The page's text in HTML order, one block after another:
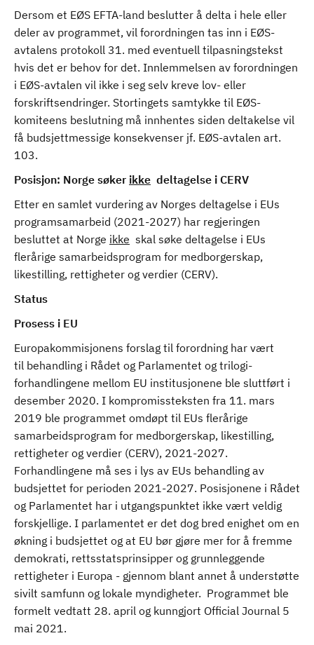
Dersom et EØS EFTA-land beslutter å delta i hele eller
deler av programmet, vil forordningen tas inn i EØS-
avtalens protokoll 31. med eventuell tilpasningstekst
hvis det er behov for det. Innlemmelsen av forordningen
i EØS-avtalen vil ikke i seg selv kreve lov- eller
forskriftsendringer. Stortingets samtykke til EØS-
komiteens beslutning må innhentes siden deltakelse vil
få budsjettmessige konsekvenser jf. EØS-avtalen art.
103.
Posisjon: Norge søker ikke deltagelse i CERV
Etter en samlet vurdering av Norges deltagelse i EUs
programsamarbeid (2021-2027) har regjeringen
besluttet at Norge ikke skal søke deltagelse i EUs
flerårige samarbeidsprogram for medborgerskap,
likestilling, rettigheter og verdier (CERV).
Status
Prosess i EU
Europakommisjonens forslag til forordning har vært
til behandling i Rådet og Parlamentet og trilogi-
forhandlingene mellom EU institusjonene ble sluttført i
desember 2020. I kompromissteksten fra 11. mars
2019 ble programmet omdøpt til EUs flerårige
samarbeidsprogram for medborgerskap, likestilling,
rettigheter og verdier (CERV), 2021-2027.
Forhandlingene må ses i lys av EUs behandling av
budsjettet for perioden 2021-2027. Posisjonene i Rådet
og Parlamentet har i utgangspunktet ikke vært veldig
forskjellige. I parlamentet er det dog bred enighet om en
økning i budsjettet og at EU bør gjøre mer for å fremme
demokrati, rettsstatsprinsipper og grunnleggende
rettigheter i Europa - gjennom blant annet å understøtte
sivilt samfunn og lokale myndigheter. Programmet ble
formelt vedtatt 28. april og kunngjort Official Journal 5
mai 2021.